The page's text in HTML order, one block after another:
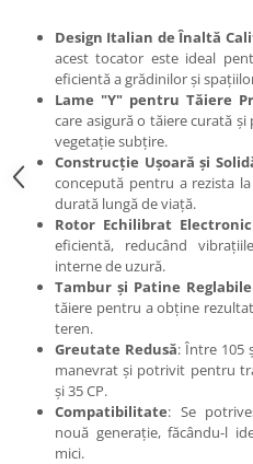
Design Italian de Înaltă
acest tocator este ideal
eficientă a grădinilor și
Lame "Y" pentru Tăiere
care asigură o tăiere curată
vegetație subțire.
Construcție Ușoară și
concepută pentru a rezista
durată lungă de viață.
Rotor Echilibrat Electronic
eficientă, reducând
interne de uzură.
Tambur și Patine Reglabile
tăiere pentru a obține
teren.
Greutate Redusă: Între 105
manevrat și potrivit pentru
și 35 CP.
Compatibilitate: Se
nouă generație, făcându-l
mici.